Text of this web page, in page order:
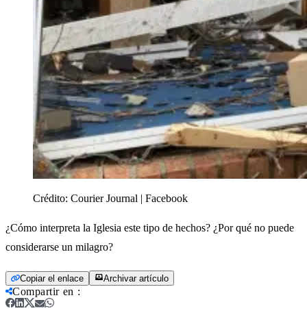
Crédito: Courier Journal | Facebook
¿Cómo interpreta la Iglesia este tipo de hechos? ¿Por qué no puede
considerarse un milagro?
Copiar el enlace Archivar artículo
Compartir en :